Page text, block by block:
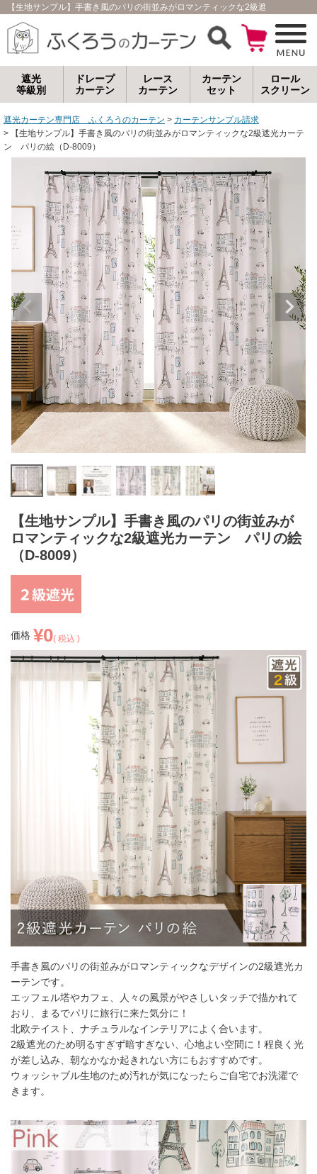
【生地サンプル】手書き風のパリの街並みがロマンティックな2級遮光カーテ
遮光
等級別
ドレープ
カーテン
レース
カーテン
カーテン
セット
ロール
スクリーン
遮光カーテン専門店 ふくろうのカーテン
カーテンサンプル請求
【生地サンプル】手書き風のパリの街並みがロマンティックな2級遮光カーテ
ン パリの絵（D-8009）
【生地サンプル】手書き風のパリの街並みが
ロマンティックな2級遮光カーテン パリの絵
（D-8009）
価格 ¥0 税込
手書き風のパリの街並みがロマンティックなデザインの2級遮光カ
ーテンです。
エッフェル塔やカフェ、人々の風景がやさしいタッチで描かれて
おり、まるでパリに旅行に来た気分に！
北欧テイスト、ナチュラルなインテリアによく合います。
2級遮光のため明るすぎず暗すぎない、心地よい空間に！程良く光
が差し込み、朝なかなか起きれない方にもおすすめです。
ウォッシャブル生地のため汚れが気になったらご自宅でお洗濯で
きます。